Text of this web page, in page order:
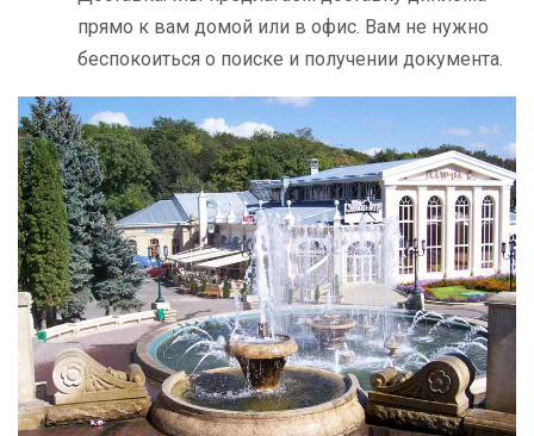
прямо к вам домой или в офис. Вам не нужно
беспокоиться о поиске и получении документа.